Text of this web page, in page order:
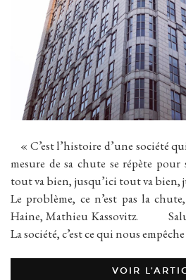
« C’est l’histoire d’une société
mesure de sa chute se répète
tout va bien, jusqu’ici tout va bien,
Le problème, ce n’est pas la
Haine, Mathieu Kassovitz.
La société, c’est ce qui nous
VOIR